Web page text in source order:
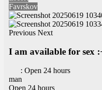
Favrskov
Previous Next
I am available for sex
: Open 24 hours
man
Open 24 hours